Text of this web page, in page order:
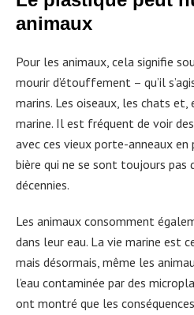
animaux
Pour les animaux, cela signifie
mourir d’étouffement – qu’il
marins. Les oiseaux, les chats
marine. Il est fréquent de voir
avec ces vieux porte-anneaux en
bière qui ne se sont toujours pas
décennies.
Les animaux consomment
dans leur eau. La vie marine est
mais désormais, même les
l’eau contaminée par des
ont montré que les